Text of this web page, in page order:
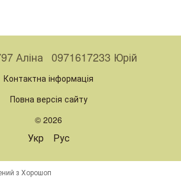
Аліна 0971617233 Юрій
Контактна інформація
Повна версія сайту
© 2026
Укр Рус
з Хорошоп